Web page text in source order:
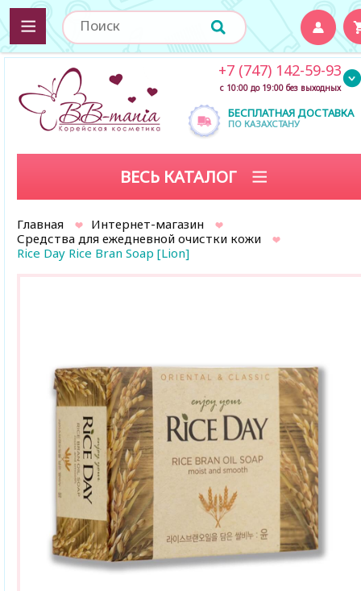
БЕСПЛАТНАЯ ДОСТАВКА
ПО КАЗАХСТАНУ
+7 (747) 142-59-93
с 10:00 до 19:00 без выходных
ВЕСЬ КАТАЛОГ
Главная
Интернет-магазин
Средства для ежедневной очистки кожи
Rice Day Rice Bran Soap [Lion]